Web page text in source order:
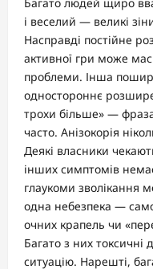
і веселий — великі
Насправді постійне
активної гри може
проблеми. Інша
одностороннє
трохи більше» —
часто. Анізокорія
Деякі власники
інших симптомів
глаукоми зволікання
одна небезпека —
очних крапель чи
Багато з них токсичні
ситуацію. Нарешті,